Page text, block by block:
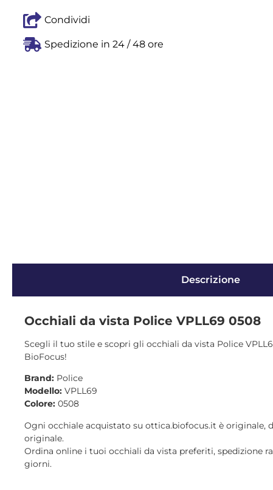
Condividi
Spedizione in 24 / 48 ore
Descrizione
Occhiali da vista Police VPLL69 0508
Scegli il tuo stile e scopri gli occhiali da vista Police
BioFocus!
Brand: Police
Modello: VPLL69
Colore: 0508
Ogni occhiale acquistato su ottica.biofocus.it è originale,
originale.
Ordina online i tuoi occhiali da vista preferiti, spedizione
giorni.